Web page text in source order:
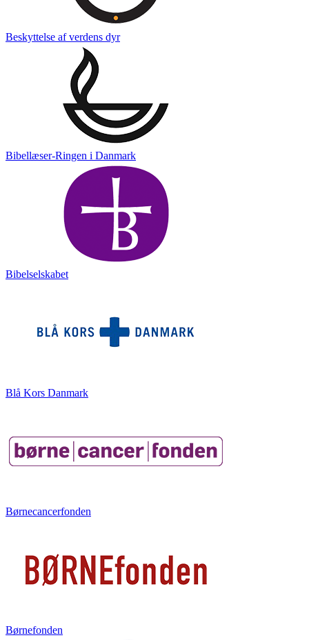
Beskyttelse af verdens dyr
Bibellæser-Ringen i Danmark
Bibelselskabet
Blå Kors Danmark
Børnecancerfonden
Børnefonden